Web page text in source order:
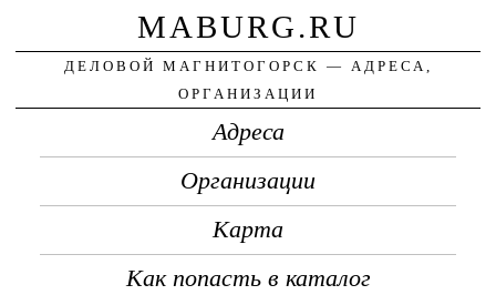
MABURG.RU
ДЕЛОВОЙ МАГНИТОГОРСК — АДРЕСА,
ОРГАНИЗАЦИИ
Адреса
Организации
Карта
Как попасть в каталог